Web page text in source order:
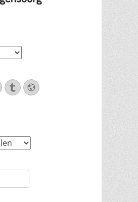
YouTube
TumblrWebsite